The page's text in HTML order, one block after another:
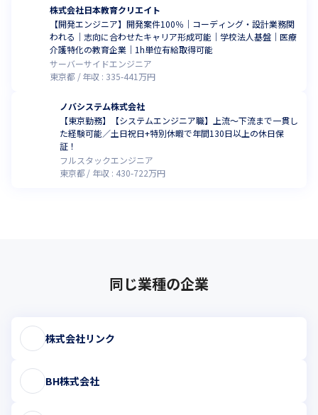
株式会社日本教育クリエイト
【開発エンジニア】開発案件100％｜コーディング・設計業務関
われる｜志向に合わせたキャリア形成可能｜学校法人基盤｜医療
介護特化の教育企業｜1h単位有給取得可能
サーバーサイドエンジニア
東京都
年収 : 335-441 万円
ノバシステム株式会社
【東京勤務】【システムエンジニア職】上流～下流まで一貫し
た経験可能／土日祝日+特別休暇で年間130日以上の休日保
証！
フルスタックエンジニア
東京都
年収 : 430-722万円
同じ業種の企業
株式会社リンク
BH株式会社